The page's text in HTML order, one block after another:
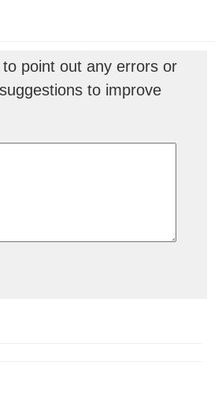
point out any errors or
to improve